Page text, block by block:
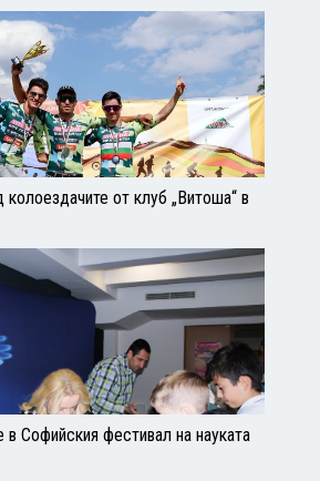
колоездачите от клуб „Витоша“ в
в Софийския фестивал на науката